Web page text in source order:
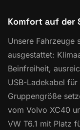
Komfort auf der
Unsere Fahrzeuge
ausgestattet:
Beinfreiheit,
USB-Ladekabel
Gruppengröße
vom Volvo XC40
VW T6.1 mit Platz